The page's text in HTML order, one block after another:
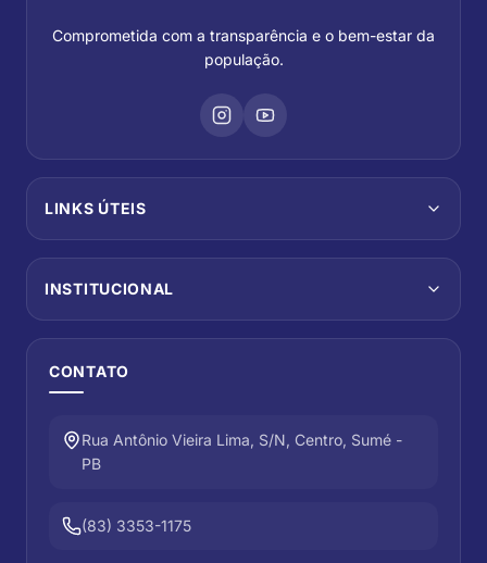
Comprometida com a transparência e o bem-estar da
população.
LINKS ÚTEIS
INSTITUCIONAL
CONTATO
Rua Antônio Vieira Lima, S/N, Centro, Sumé -
PB
(83) 3353-1175